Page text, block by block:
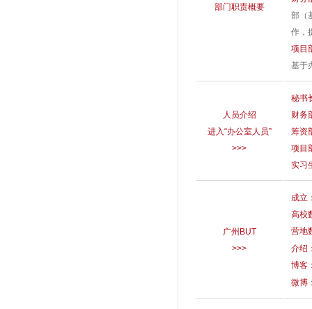
部门职责概要
部（
作，
项目
基于
人员介绍
进入“办公室人员”
>>>
秘书
财务
筹资
项目
实习
广州BUT
>>>
成立
高校
营地
介绍
博客
微博